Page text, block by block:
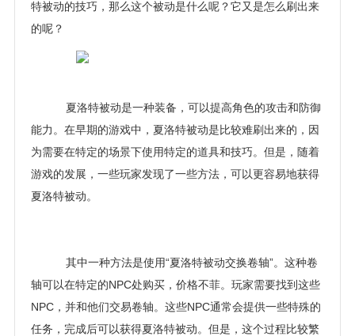
特被动的技巧，那么这个被动是什么呢？它又是怎么刷出来
的呢？
夏洛特被动是一种装备，可以提高角色的攻击和防御
能力。在早期的游戏中，夏洛特被动是比较难刷出来的，因
为需要在特定的场景下使用特定的道具和技巧。但是，随着
游戏的发展，一些玩家发现了一些方法，可以更容易地获得
夏洛特被动。
其中一种方法是使用“夏洛特被动交换卷轴”。这种卷
轴可以在特定的NPC处购买，价格不菲。玩家需要找到这些
NPC，并和他们交易卷轴。这些NPC通常会提供一些特殊的
任务，完成后可以获得夏洛特被动。但是，这个过程比较繁